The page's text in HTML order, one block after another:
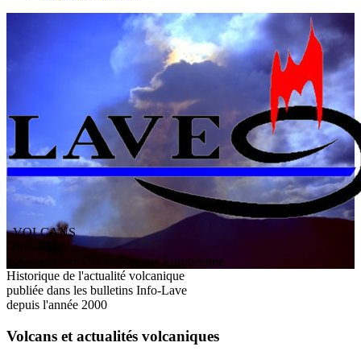
VOLCANS
ssociation V olcanologiqueEuropéenne
Historique de l'actualité volcanique
publiée dans les bulletins Info-Lave
depuis l'année 2000
Volcans et actualités volcaniques